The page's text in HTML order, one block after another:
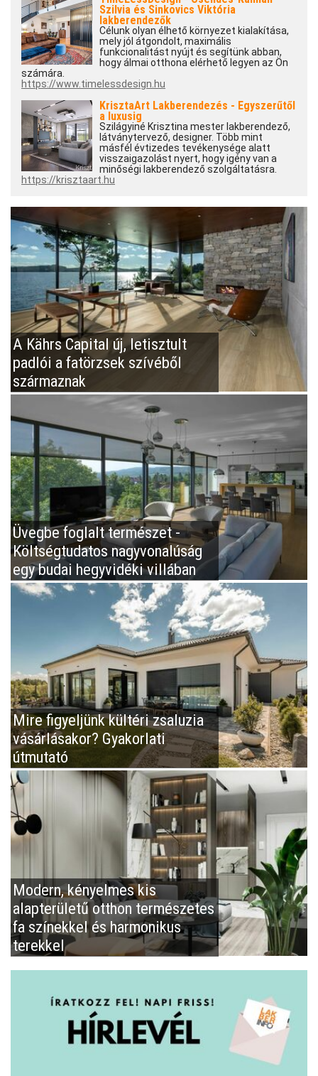
Szilvia és Sinkovics Viktória
lakberendezők
Célunk olyan élhető környezet kialakítása,
mely jól átgondolt, maximális
funkcionalitást nyújt és segítünk abban,
hogy álmai otthona elérhető legyen az Ön
számára.
https://www.timelessdesign.hu
KrisztaArt Lakberendezés - Egyszerűtől
a luxusig
Szilágyiné Krisztina mester lakberendező,
látványtervező, designer. Több mint
másfél évtizedes tevékenysége alatt
visszaigazolást nyert, hogy igény van a
minőségi lakberendező szolgáltatásra.
https://krisztaart.hu
A Kährs Capital új, letisztult
padlói a fatörzsek szívéből
származnak
Üvegbe foglalt természet -
Költségtudatos nagyvonalúság
egy budai hegyvidéki villában
Mire figyeljünk kültéri zsaluzia
vásárlásakor? Gyakorlati
útmutató
Modern, kényelmes kis
alapterületű otthon természetes
fa színekkel és harmonikus
terekkel